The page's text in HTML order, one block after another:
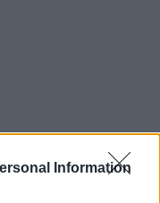
Information